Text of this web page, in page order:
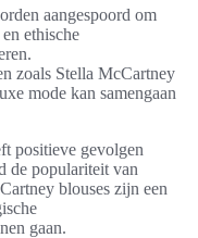
aangespoord om
ethische
zoals Stella McCartney
mode kan samengaan
positieve gevolgen
de populariteit van
blouses zijn een
gaan.